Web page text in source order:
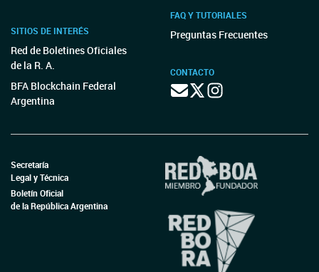
SITIOS DE INTERÉS
Red de Boletines Oficiales
de la R. A.
BFA Blockchain Federal
Argentina
FAQ Y TUTORIALES
Preguntas Frecuentes
CONTACTO
Secretaría
Legal y Técnica
Boletín Oficial
de la República Argentina